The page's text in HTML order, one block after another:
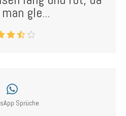
gle...
Sprüche